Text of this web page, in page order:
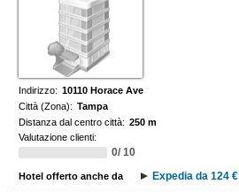
Indirizzo: 10110 Horace Ave
Città (Zona): Tampa
Distanza dal centro città: 250 m
Valutazione clienti:
0/ 10
Hotel offerto anche da Expedia da 124 €